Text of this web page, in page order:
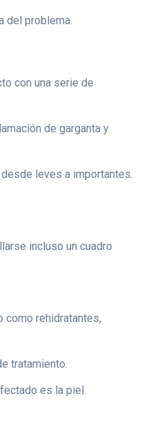
del problema.
con una serie de
de garganta y
leves a importantes.
incluso un cuadro
como rehidratantes,
tratamiento.
es la piel.